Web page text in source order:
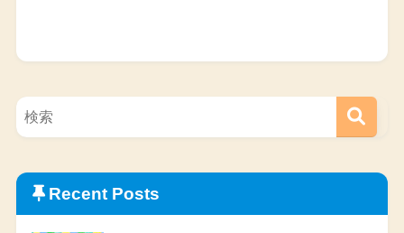
Recent Posts